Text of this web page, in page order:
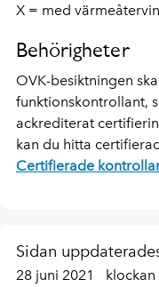
X = med
Behörigheter
OVK-besiktningen
funktionskontrollant,
ackrediterat
kan du hitta
Certifierade
Sidan
28 juni 2021 klockan